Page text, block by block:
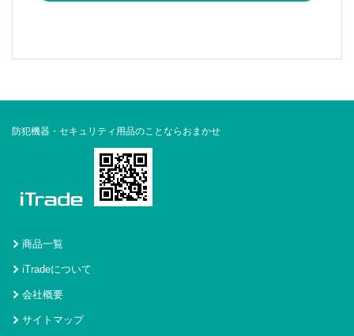
防犯機器・セキュリティ用品のことならおまかせ
商品一覧
iTradeについて
会社概要
サイトマップ